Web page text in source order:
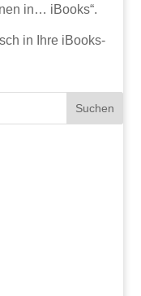
in… iBooks“.
in Ihre iBooks-